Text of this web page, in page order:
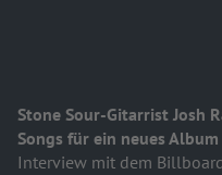
Stone Sour-Gitarrist Josh
Songs für ein neues
Interview mit dem